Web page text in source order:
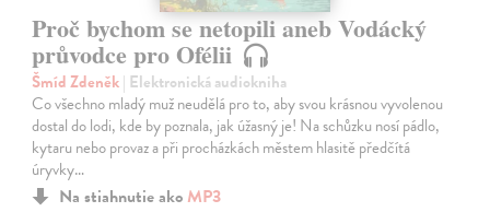
Proč bychom se netopili aneb Vodácký
průvodce pro Ofélii
Šmíd Zdeněk| Elektronická audiokniha
Co všechno mladý muž neudělá pro to, aby svou krásnou vyvolenou
dostal do lodi, kde by poznala, jak úžasný je! Na schůzku nosí pádlo,
kytaru nebo provaz a při procházkách městem hlasitě předčítá
úryvky…
Na stiahnutie ako MP3